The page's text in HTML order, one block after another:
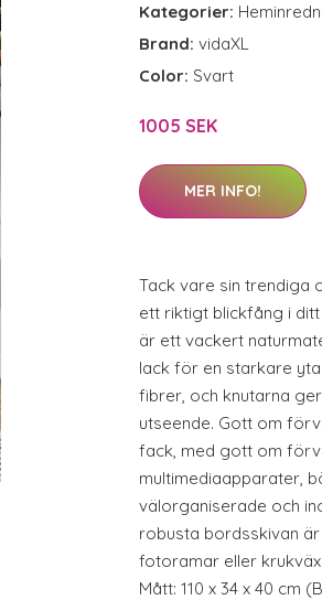
Kategorier:
Brand: vidaXL
Color: Svart
1005 SEK
MER INFO!
Tack vare sin trendiga
ett riktigt blickfång i
är ett vackert
lack för en starkare
fibrer, och knutarna
utseende. Gott om
fack, med gott om
multimediaapparater,
välorganiserade och
robusta bordsskivan
fotoramar eller
Mått: 110 x 34 x 40 cm